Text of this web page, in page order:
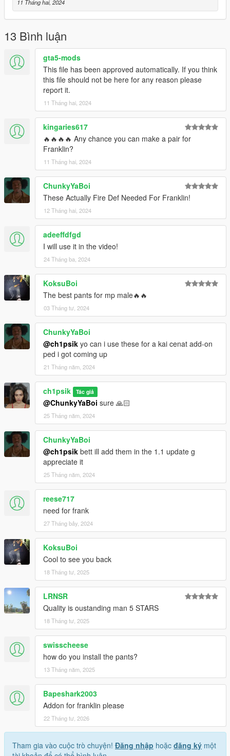
11 Tháng hai, 2024
13 Bình luận
gta5-mods
This file has been approved automatically. If you think
this file should not be here for any reason please
report it.
11 Tháng hai, 2024
kingaries617
🔥🔥🔥🔥 Any chance you can make a pair for
Franklin?
11 Tháng hai, 2024
ChunkyYaBoi
These Actually Fire Def Needed For Franklin!
12 Tháng hai, 2024
adeeffdfgd
I will use it in the video!
24 Tháng ba, 2024
KoksuBoi
The best pants for mp male🔥🔥
03 Tháng tư, 2024
ChunkyYaBoi
@ch1psik yo can i use these for a kai cenat add-on
ped i got coming up
21 Tháng năm, 2024
ch1psik Tác giả
@ChunkyYaBoi sure 🙏🏻
25 Tháng năm, 2024
ChunkyYaBoi
@ch1psik bett ill add them in the 1.1 update g
appreciate it
25 Tháng năm, 2024
reese717
need for frank
27 Tháng bảy, 2024
KoksuBoi
Cool to see you back
18 Tháng tư, 2025
LRNSR
Quality is oustanding man 5 STARS
18 Tháng tư, 2025
swisscheese
how do you install the pants?
13 Tháng năm, 2025
Bapeshark2003
Addon for franklin please
22 Tháng tư, 2026
Tham gia vào cuộc trò chuyện! Đăng nhập hoặc đăng ký một